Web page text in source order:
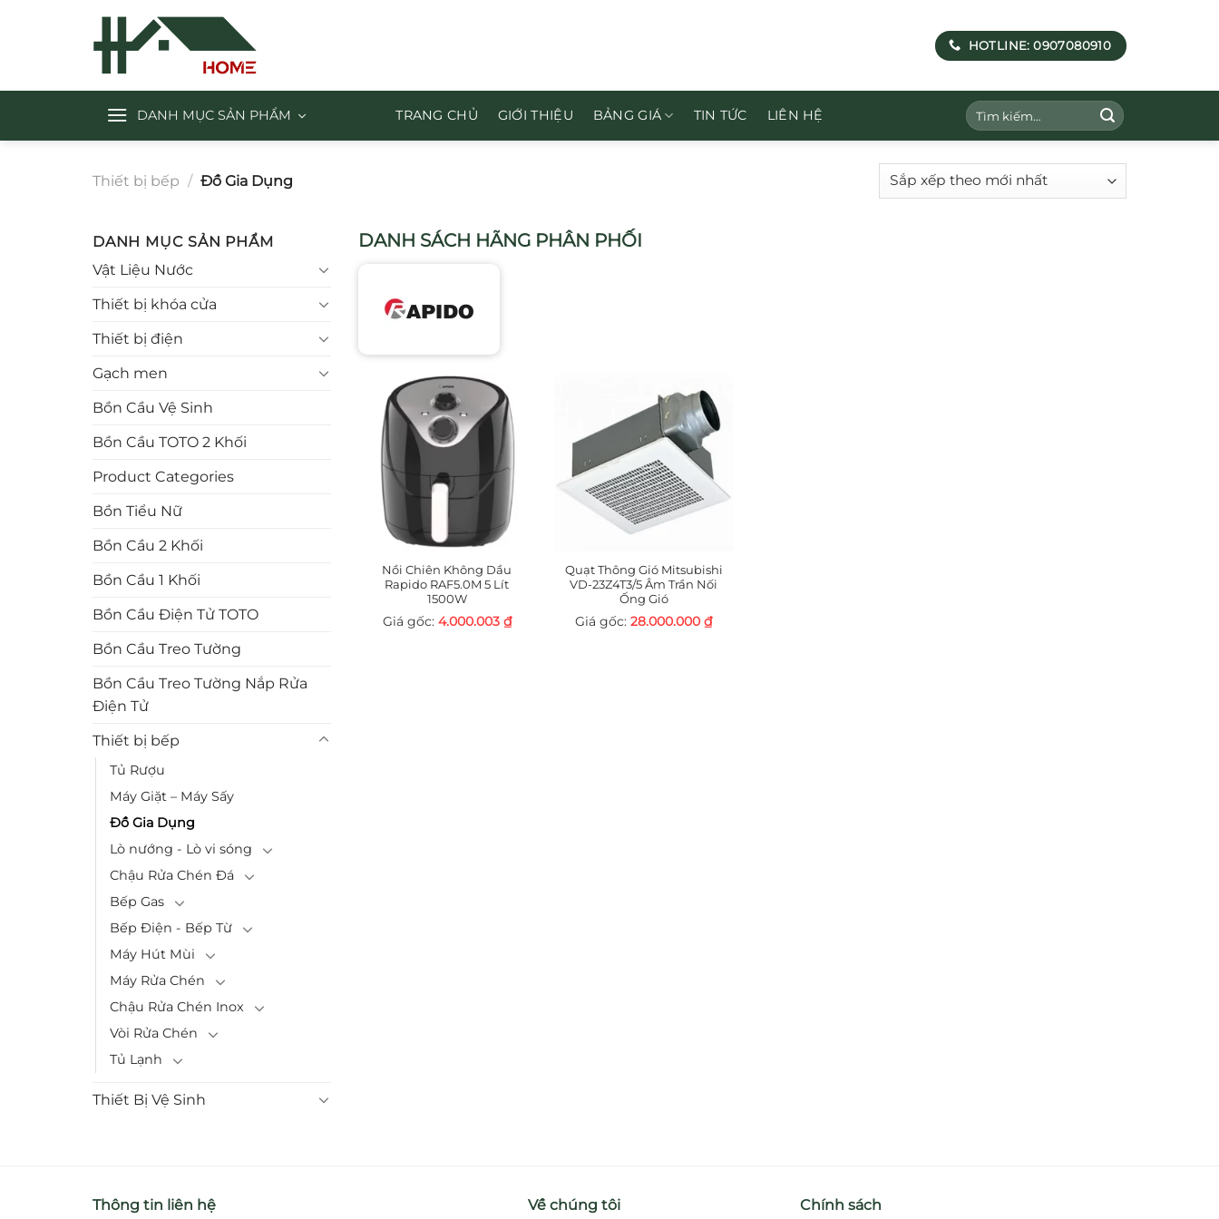
HOTLINE: 0907080910
DANH MỤC SẢN PHẨM TRANG CHỦ GIỚI THIỆU BẢNG GIÁ TIN TỨC LIÊN HỆ
Tìm
kiếm:
Thiết bị bếp / Đồ Gia Dụng
DANH MỤC SẢN PHẨM
Vật Liệu Nước
Thiết bị khóa cửa
Thiết bị điện
Gạch men
Bồn Cầu Vệ Sinh
Bồn Cầu TOTO 2 Khối
Product Categories
Bồn Tiểu Nữ
Bồn Cầu 2 Khối
Bồn Cầu 1 Khối
Bồn Cầu Điện Tử TOTO
Bồn Cầu Treo Tường
Bồn Cầu Treo Tường Nắp Rửa
Điện Tử
Thiết bị bếp
Tủ Rượu
Máy Giặt – Máy Sấy
Đồ Gia Dụng
Lò nướng - Lò vi sóng
Chậu Rửa Chén Đá
Bếp Gas
Bếp Điện - Bếp Từ
Máy Hút Mùi
Máy Rửa Chén
Chậu Rửa Chén Inox
Vòi Rửa Chén
Tủ Lạnh
Thiết Bị Vệ Sinh
DANH SÁCH HÃNG PHÂN PHỐI
Nồi Chiên Không Dầu
Rapido RAF5.0M 5 Lít
1500W
4.000.003 ₫
Quạt Thông Gió Mitsubishi
VD-23Z4T3/5 Âm Trần Nối
Ống Gió
28.000.000₫
Thông tin liên hệ Về chúng tôi Chính sách